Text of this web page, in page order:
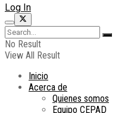
Log In
No Result
View All Result
Inicio
Acerca de
Quienes somos
Equipo CEPAD